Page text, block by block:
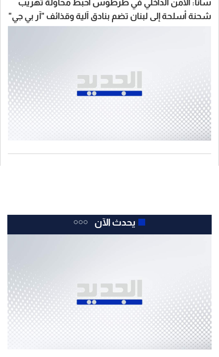
سانا: الأمن الداخلي في طرطوس أحبط محاولة تهريب
شحنة أسلحة إلى لبنان تضم بنادق آلية وقذائف "آر بي جي"
يحدث الآن